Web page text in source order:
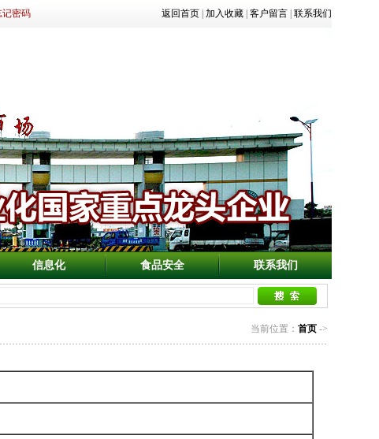
记密码 返回首页 加入收藏 客户留言 联系我们
信息化 食品安全 联系我们
当前位置： 首页 ->